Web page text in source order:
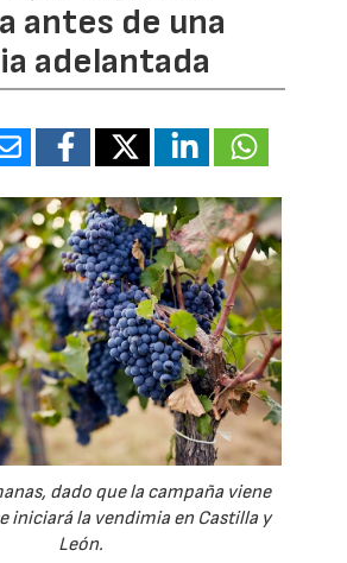
antes de una
adelantada
dado que la campaña viene
iniciará la vendimia en Castilla y
León.